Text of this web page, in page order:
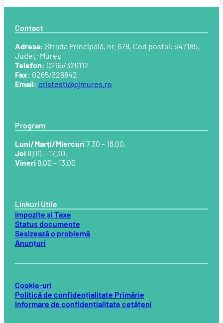
Contact
Adresa: Strada Principală, nr. 678, Cod postal: 547185,
Județ: Mureș
Telefon: 0265/326112
Fax: 0265/326842
Email: cristesti@cjmures.ro
Program
Luni/Marți/Miercuri7.30 – 16.00,
Joi8.00 – 17.30,
Vineri8.00 – 13.00
Linkuri Utile
Impozite și Taxe
Status documente
Sesizează o problemă
Anunțuri
Cookie-uri
Politică de confidențialitate Primărie
Informare de confidențialitate cetățeni